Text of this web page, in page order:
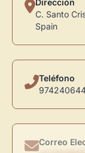
Dirección
C. Santo
Spain
Teléfono
Correo